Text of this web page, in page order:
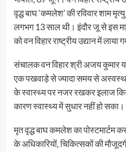
वृद्ध बाघ ‘कमलेश’ की रविवार शाम
लगभग 13 साल थी। इंदौर जू से इस
को वन विहार राष्ट्रीय उद्यान में लाया
संचालक वन विहार श्री अजय कुमार
एक पखवाड़े से ज्यादा समय से अस्वस्थ
के स्वास्थ्य पर नजर रखकर इलाज
कारण स्वास्थ्य में सुधार नहीं हो सका।
मृत वृद्ध बाघ कमलेश का पोस्टमार्टम
के अधिकारियों, चिकित्सकों की